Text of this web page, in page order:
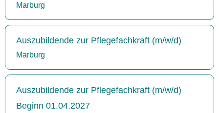
Marburg
Auszubildende zur Pflegefachkraft (m/w/d)
Marburg
Auszubildende zur Pflegefachkraft (m/w/d)
Beginn 01.04.2027